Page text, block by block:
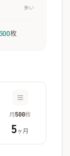
多い
枚
月500枚
5ヶ月